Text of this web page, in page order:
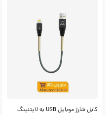
کابل شارژ موبایل USB به لایتنینگ